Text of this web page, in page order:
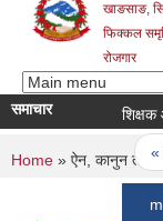
खाङसाङ,
फिक्कल
रोजगार
समाचार शिक्षक
« first
You are
Home » ऐन, कानुन तथा